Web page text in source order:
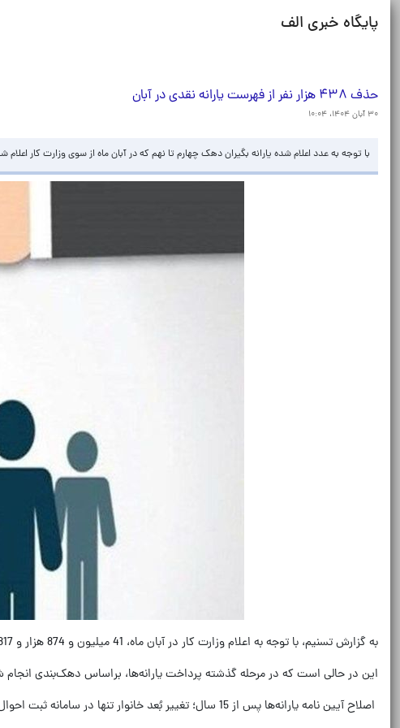
پایگاه خبری الف
حذف ۴۳۸ هزار نفر از فهرست یارانه نقدی در آبان
۳۰ آبان ۱۴۰۴، ۱۰:۰۴
با توجه به عدد اعلام شده یارانه بگیران دهک چهارم تا نهم که در آبان ماه از سوی وزارت کار اعلام شد، ۴۳۸ هزار نفر دیگر از فهرست یارانه بگیران حذف
به گزارش تسنیم، با توجه به اعلام وزارت کار در آبان ماه، 41 میلیون و 874 هزار و 817 نفر در دهک های چهارم تا نهم قراردارند که یارانه نقدی آنها در این ماه پرداخت شده است.
این در حالی است که در مرحله گذشته پرداخت یارانه‌ها، براساس دهک‌بندی انجام شده توسط وزارت کار، 42 میلیون و 313 هزار و 039 نفر
اصلاح آیین نامه یارانه‌ها پس از 15 سال؛ تغییر بُعد خانوار تنها در سامانه ثبت احوال انجام می‌شود